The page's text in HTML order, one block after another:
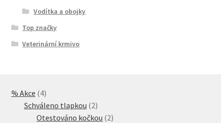
Vodítka a obojky
Top značky
Veterinární krmivo
% Akce 44
produkty
Schváleno tlapkou 22
produkty
Otestováno kočkou 22